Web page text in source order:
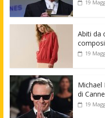
19
Abiti da
19
Michael
di
19